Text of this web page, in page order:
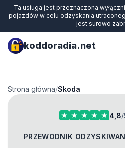
Ta usługa jest przeznaczona
pojazdów w celu odzyskania
jest surowo
koddoradia.net
Strona główna/Skoda
4,8/
PRZEWODNIK